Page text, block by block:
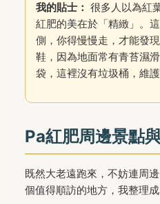
我的貼士： 很多人以為紅
紅肥的美在於「精緻」。
側，你得慢慢走，才能發
鞋，因為地面常有青苔濕
袋，這裡沒有垃圾桶，維護
Pa紅肥周邊景點
既然大老遠跑來，不妨連周
個值得順訪的地方，我整理成